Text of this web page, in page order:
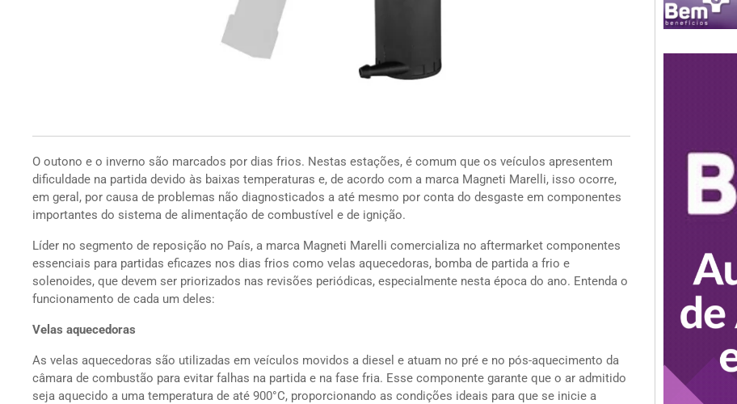
O outono e o inverno são marcados por dias frios. Nestas estações, é comum que os veículos apresentem
dificuldade na partida devido às baixas temperaturas e, de acordo com a marca Magneti Marelli, isso ocorre,
em geral, por causa de problemas não diagnosticados a até mesmo por conta do desgaste em componentes
importantes do sistema de alimentação de combustível e de ignição.
Líder no segmento de reposição no País, a marca Magneti Marelli comercializa no aftermarket componentes
essenciais para partidas eficazes nos dias frios como velas aquecedoras, bomba de partida a frio e
solenoides, que devem ser priorizados nas revisões periódicas, especialmente nesta época do ano. Entenda o
funcionamento de cada um deles:
Velas aquecedoras
As velas aquecedoras são utilizadas em veículos movidos a diesel e atuam no pré e no pós-aquecimento da
câmara de combustão para evitar falhas na partida e na fase fria. Esse componente garante que o ar admitido
seja aquecido a uma temperatura de até 900°C, proporcionando as condições ideais para que se inicie a